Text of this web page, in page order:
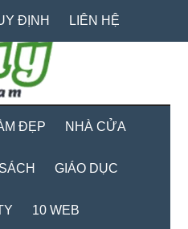
ĐỊNH LIÊN HỆ
ĐẸP NHÀ CỬA
SÁCH GIÁO DỤC
10 WEB